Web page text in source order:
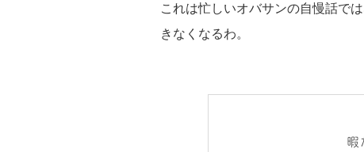
これは忙しいオバサンの自慢話で
きなくなるわ。
暇